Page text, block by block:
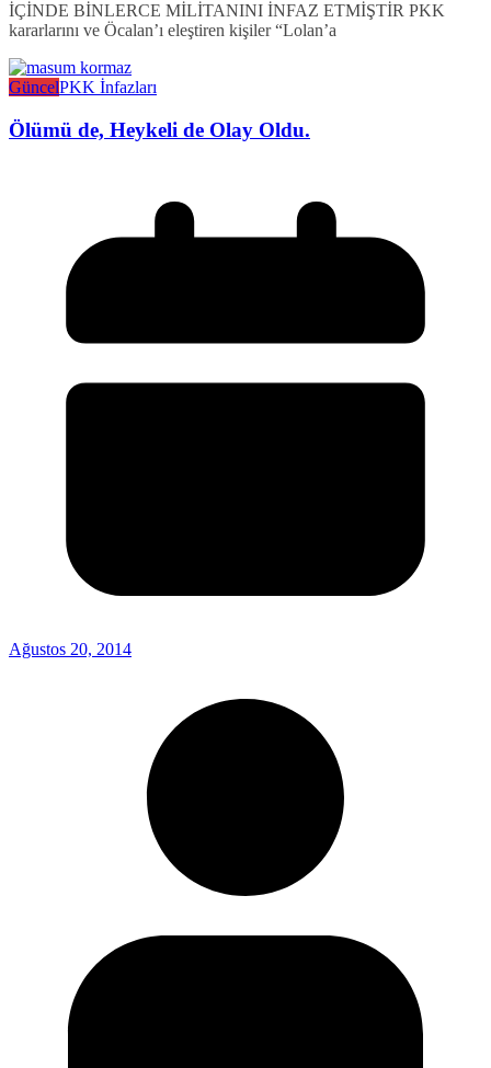
İÇİNDE BİNLERCE MİLİTANINI İNFAZ ETMİŞTİR PKK
kararlarını ve Öcalan’ı eleştiren kişiler “Lolan’a
GüncelPKK İnfazları
Ölümü de, Heykeli de Olay Oldu.
Ağustos 20, 2014